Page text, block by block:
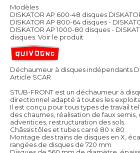
Modèles
DISKATOR AP 600-48 disques
DISKATOR AP 800-64 disques -
DISKATOR AP 1000-80 disques -
disques. Voir le produit
Déchaumeur à disques indépendants
Article SCAR
STUB-FRONT est un déchaumeur à
directionnel adapté à toutes les
Il est conçu pour tous types de travail
des chaumes, réalisation de faux
adventices, restructuration des sols.
Châssis tôles et tubes carré 80 x 80.
Montage des trains de disques en X,
rangées de disques de 720 mm